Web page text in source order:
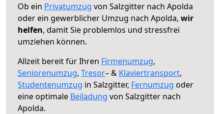
Ob ein Privatumzug von Salzgitter nach Apolda
oder ein gewerblicher Umzug nach Apolda, wir
helfen, damit Sie problemlos und stressfrei
umziehen können.
Allzeit bereit für Ihren Firmenumzug,
Seniorenumzug, Tresor– & Klaviertransport,
Studentenumzug in Salzgitter, Fernumzug oder
eine optimale Beiladung von Salzgitter nach
Apolda.